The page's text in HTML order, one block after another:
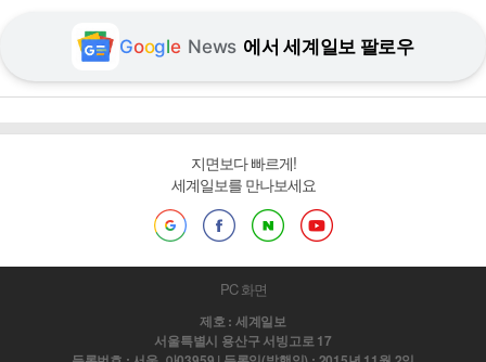
Google News 에서 세계일보 팔로우
지면보다 빠르게!
세계일보를 만나보세요
PC 화면
제호 : 세계일보
서울특별시 용산구 서빙고로 17